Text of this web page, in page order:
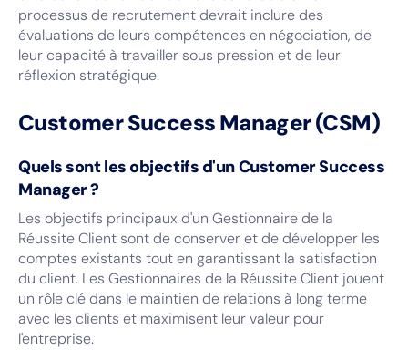
processus de recrutement devrait inclure des
évaluations de leurs compétences en négociation, de
leur capacité à travailler sous pression et de leur
réflexion stratégique.
Customer Success Manager (CSM)
Quels sont les objectifs d'un Customer Success
Manager ?
Les objectifs principaux d'un Gestionnaire de la
Réussite Client sont de conserver et de développer les
comptes existants tout en garantissant la satisfaction
du client. Les Gestionnaires de la Réussite Client jouent
un rôle clé dans le maintien de relations à long terme
avec les clients et maximisent leur valeur pour
l'entreprise.